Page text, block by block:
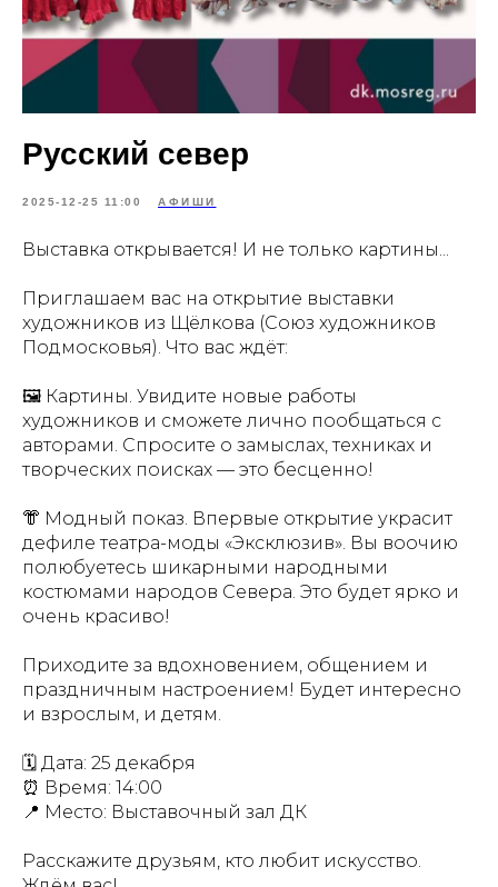
Русский север
2025-12-25 11:00 АФИШИ
Выставка открывается! И не только картины...
Приглашаем вас на открытие выставки
художников из Щёлкова (Союз художников
Подмосковья). Что вас ждёт:
🖼️ Картины. Увидите новые работы
художников и сможете лично пообщаться с
авторами. Спросите о замыслах, техниках и
творческих поисках — это бесценно!
👘 Модный показ. Впервые открытие украсит
дефиле театра-моды «Эксклюзив». Вы воочию
полюбуетесь шикарными народными
костюмами народов Севера. Это будет ярко и
очень красиво!
Приходите за вдохновением, общением и
праздничным настроением! Будет интересно
и взрослым, и детям.
🗓 Дата: 25 декабря
⏰ Время: 14:00
📍 Место: Выставочный зал ДК
Расскажите друзьям, кто любит искусство.